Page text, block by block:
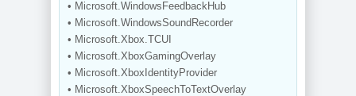
• Microsoft.WindowsFeedbackHub
• Microsoft.WindowsSoundRecorder
• Microsoft.Xbox.TCUI
• Microsoft.XboxGamingOverlay
• Microsoft.XboxIdentityProvider
• Microsoft.XboxSpeechToTextOverlay